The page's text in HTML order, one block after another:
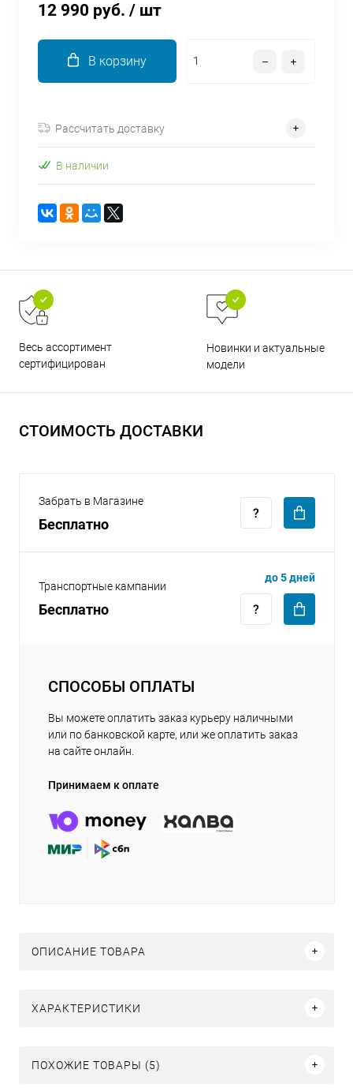
12 990 руб. / шт
В корзину
Рассчитать доставку
В наличии
Весь ассортимент
сертифицирован
Новинки и актуальные
модели
СТОИМОСТЬ ДОСТАВКИ
Забрать в Магазине
Бесплатно
Транспортные кампании
Бесплатно
до 5 дней
СПОСОБЫ ОПЛАТЫ
Вы можете оплатить заказ курьеру наличными
или по банковской карте, или же оплатить заказ
на сайте онлайн.
Принимаем к оплате
ОПИСАНИЕ ТОВАРА
ХАРАКТЕРИСТИКИ
ПОХОЖИЕ ТОВАРЫ (5)
Остались вопросы?
8 800 302-02-51
plait.ru